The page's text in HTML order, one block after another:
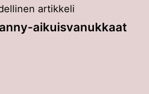
artikkeli
aikuisvanukkaat